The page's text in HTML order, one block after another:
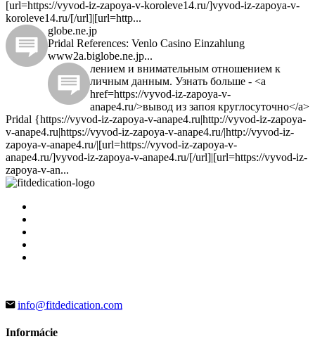
[url=https://vyvod-iz-zapoya-v-koroleve14.ru/]vyvod-iz-zapoya-v-
koroleve14.ru/[/url]|[url=http...
globe.ne.jp
Pridal References: Venlo Casino Einzahlung
www2a.biglobe.ne.jp...
лением и внимательным отношением к
личным данным. Узнать больше - <a
href=https://vyvod-iz-zapoya-v-
anape4.ru/>вывод из запоя круглосуточно</a>
Pridal {https://vyvod-iz-zapoya-v-anape4.ru|http://vyvod-iz-zapoya-
v-anape4.ru|https://vyvod-iz-zapoya-v-anape4.ru/|http://vyvod-iz-
zapoya-v-anape4.ru/|[url=https://vyvod-iz-zapoya-v-
anape4.ru/]vyvod-iz-zapoya-v-anape4.ru/[/url]|[url=https://vyvod-iz-
zapoya-v-an...
info@fitdedication.com
Informácie